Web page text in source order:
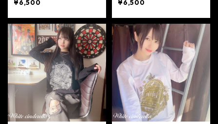
ゴールドラメ］
¥6,500
ゴールドラメ］
¥6,500